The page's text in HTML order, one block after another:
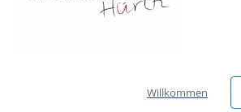
Willkommen